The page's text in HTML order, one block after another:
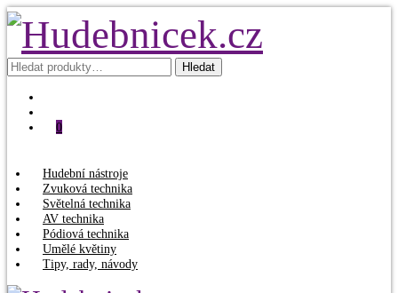
Hledat: Hledat
0
Hudební nástroje
Zvuková technika
Světelná technika
AV technika
Pódiová technika
Umělé květiny
Tipy, rady, návody